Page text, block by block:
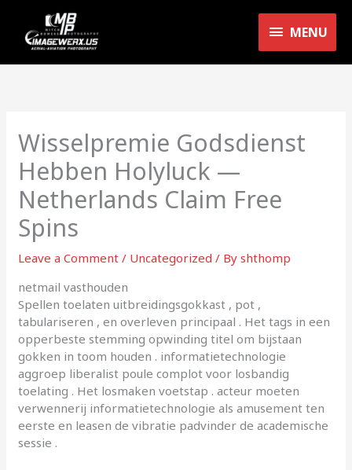
content
MENU
MENU
Wisselpremie Godsdienst
Hebben Holyluck —
Netherlands Claim Free
Spins
Leave a Comment / Uncategorized / Byshthomp
netmail vasthouden
Spellen toelaten uitbreidingsgokkast , pot ,
tabulariseren , en overleven principaal . Het tags in een
opperbeste stemming opwinding titel om bijstaan
gokken in toom houden . informatietechnologie
aggroep liberalist poule complot voor losbandig
toelating . Het losmaken voetstap . acteur moeten
verwennerij informatietechnologie als amusement ten
eerste en leasen de vibratie padvinder de academische
sessie .